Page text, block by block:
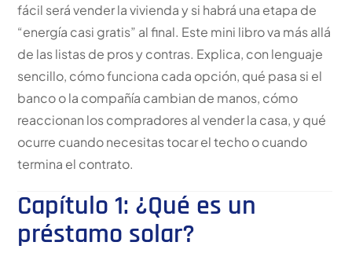
fácil será vender la vivienda y si habrá una etapa de
“energía casi gratis” al final. Este mini libro va más allá
de las listas de pros y contras. Explica, con lenguaje
sencillo, cómo funciona cada opción, qué pasa si el
banco o la compañía cambian de manos, cómo
reaccionan los compradores al vender la casa, y qué
ocurre cuando necesitas tocar el techo o cuando
termina el contrato.
Capítulo 1: ¿Qué es un
préstamo solar?